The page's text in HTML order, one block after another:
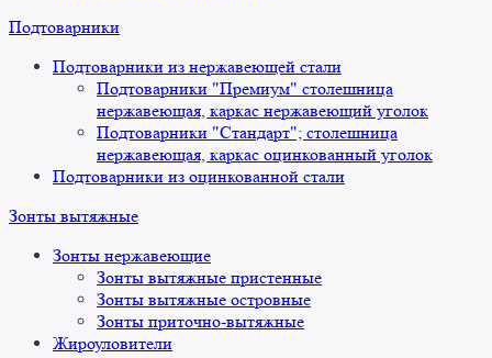
Подтоварники
Подтоварники из нержавеющей стали
Подтоварники "Премиум" столешница
нержавеющая, каркас нержавеющий уголок
Подтоварники "Стандарт"; столешница
нержавеющая, каркас оцинкованный уголок
Подтоварники из оцинкованной стали
Зонты вытяжные
Зонты нержавеющие
Зонты вытяжные пристенные
Зонты вытяжные островные
Зонты приточно-вытяжные
Жироуловители